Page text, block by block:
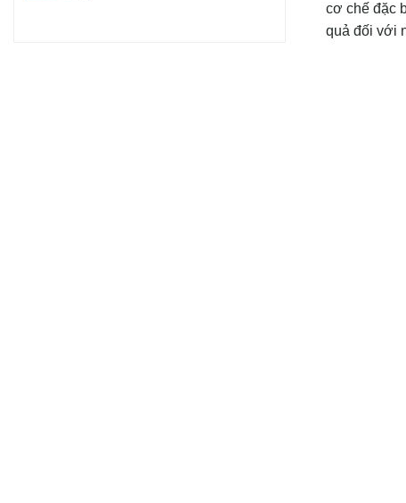
cơ chế đặc
quả đối với